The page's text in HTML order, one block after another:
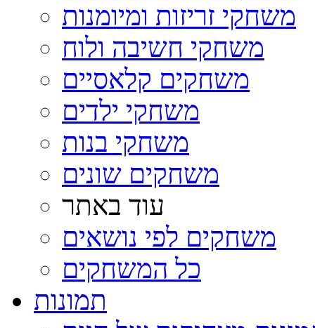
משחקי זריזות ומיומנות
משחקי חשיבה ולוח
משחקים קלאסיים
משחקי ילדים
משחקי בנות
משחקים שונים
עוד באתר
משחקים לפי נושאים
כל המשחקים
תמונות